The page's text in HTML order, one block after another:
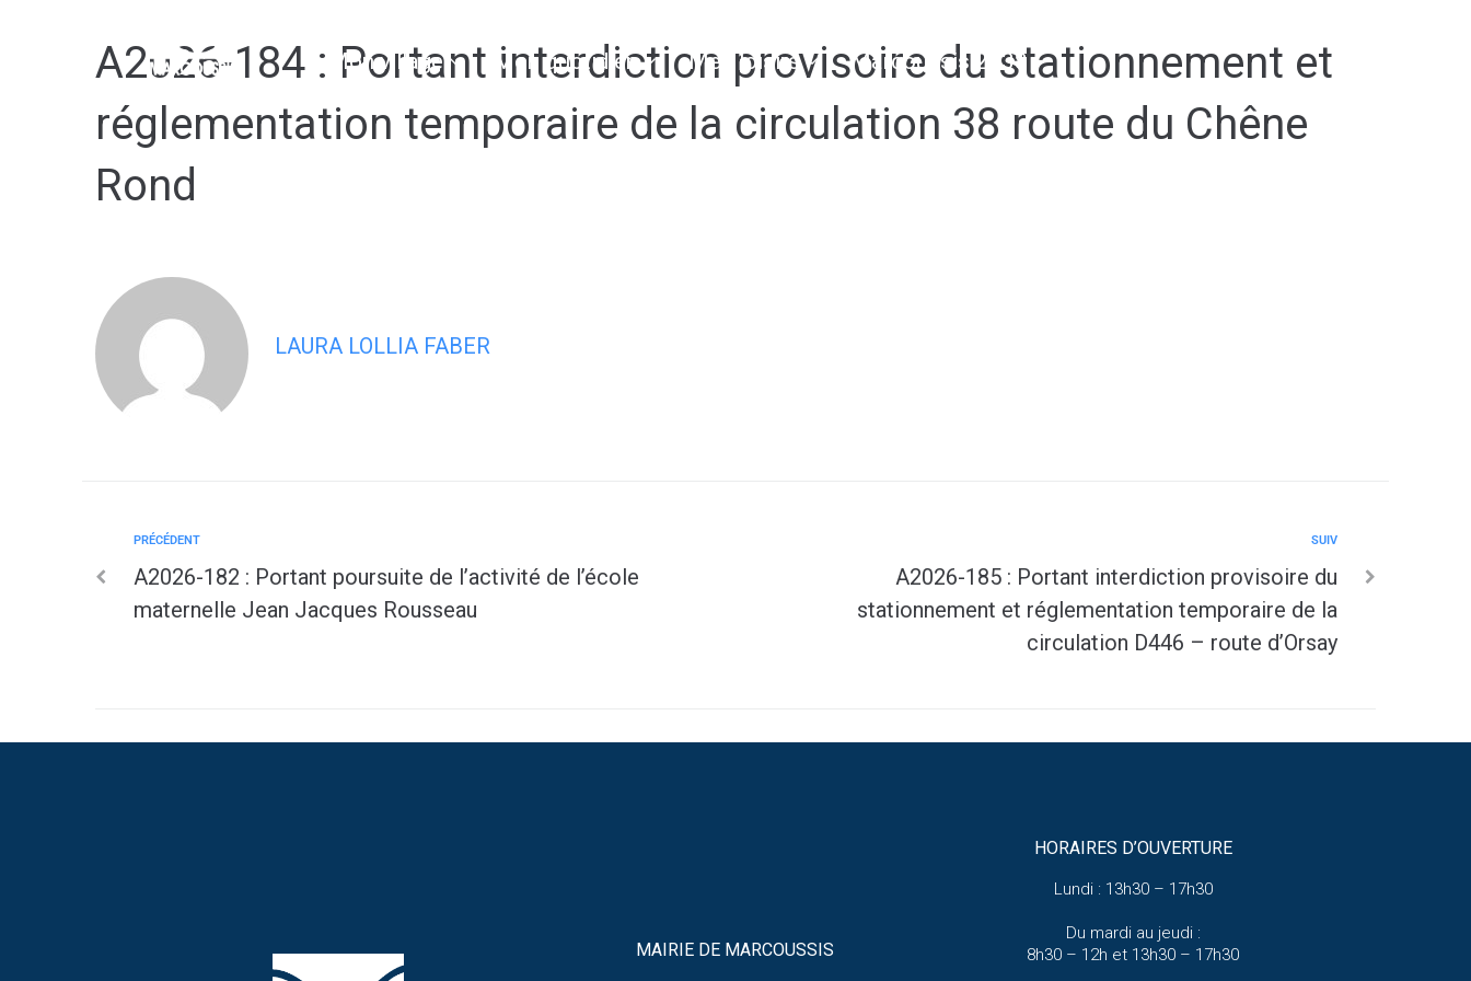
Mon village Mon quotidien Mes loisirs Marcoussis 2038
A2026-184 : Portant interdiction provisoire du stationnement et
réglementation temporaire de la circulation 38 route du Chêne
Rond
LAURA LOLLIA FABER
PRÉCÉDENT
A2026-182 : Portant poursuite de l’activité de l’école
maternelle Jean Jacques Rousseau
SUIV
A2026-185 : Portant interdiction provisoire du
stationnement et réglementation temporaire de la
circulation D446 – route d’Orsay
MAIRIE DE MARCOUSSIS
HORAIRES D’OUVERTURE
Lundi : 13h30 – 17h30
Du mardi au jeudi :
8h30 – 12h et 13h30 – 17h30